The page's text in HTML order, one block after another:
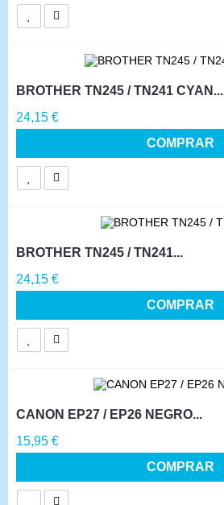
BROTHER TN245 / TN241 CYAN...
Precio
24,15 €
COMPRAR
BROTHER TN245 / TN241...
Precio
24,15 €
COMPRAR
CANON EP27 / EP26 NEGRO...
Precio
15,95 €
COMPRAR